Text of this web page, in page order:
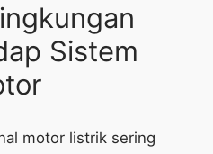
Sistem
motor listrik sering